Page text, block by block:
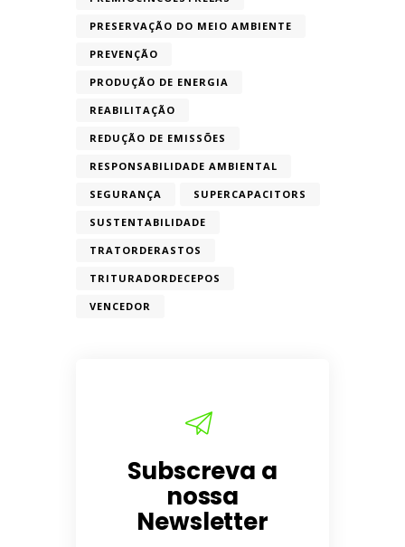
PRESERVAÇÃO DO MEIO AMBIENTE
PREVENÇÃO
PRODUÇÃO DE ENERGIA
REABILITAÇÃO
REDUÇÃO DE EMISSÕES
RESPONSABILIDADE AMBIENTAL
SEGURANÇA SUPERCAPACITORS
SUSTENTABILIDADE
TRATORDERASTOS
TRITURADORDECEPOS
VENCEDOR
Subscreva a
nossa
Newsletter